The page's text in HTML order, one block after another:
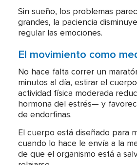
Sin sueño, los problemas
grandes, la paciencia
regular las emociones.
El movimiento como
No hace falta correr un
minutos al día, estirar el
actividad física moderada
hormona del estrés— y
de endorfinas.
El cuerpo está diseñado para
cuando lo hace le envía a la
de que el organismo está a